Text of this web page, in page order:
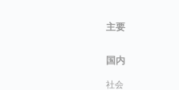
主要
国内
社会